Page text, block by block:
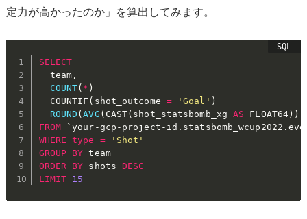
定力が高かったのか」を算出してみます。
SELECT
  team
,
COUNT( * )
  COUNTIF
( shot_outcome = 'Goal' )
ROUND (AVG ( CAST( shot_statsbomb_xg AS FLOAT64) )
FROM
`your-gcp-project-
WHERE
type =
'Shot'
GROUP BY
team
ORDER
BY shots DESC
LIMIT 15